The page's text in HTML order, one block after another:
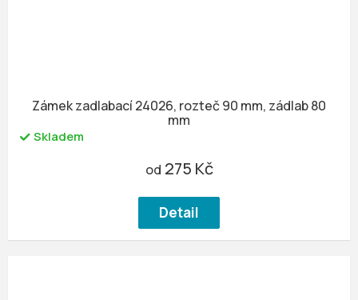
Zámek zadlabací 24026, rozteč 90 mm, zádlab 80
mm
Skladem
od 275 Kč
Detail